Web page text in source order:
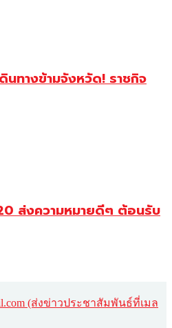
นทางข้ามจังหวัด! ราชกิจ
ส่งความหมายดีๆ ต้อนรับ
(ส่งข่าวประชาสัมพันธ์ที่เมล